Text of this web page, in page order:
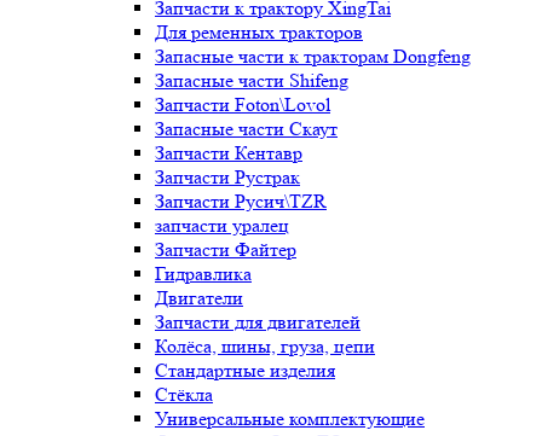
Запчасти к трактору XingTai
Для ременных тракторов
Запасные части к тракторам Dongfeng
Запасные части Shifeng
Запчасти Foton\Lovol
Запасные части Скаут
Запчасти Кентавр
Запчасти Рустрак
Запчасти Русич\TZR
запчасти уралец
Запчасти Файтер
Гидравлика
Двигатели
Запчасти для двигателей
Колёса, шины, груза, цепи
Стандартные изделия
Стёкла
Универсальные комплектующие